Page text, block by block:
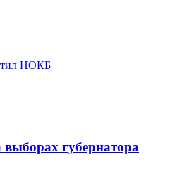
НОКБ
губернатора